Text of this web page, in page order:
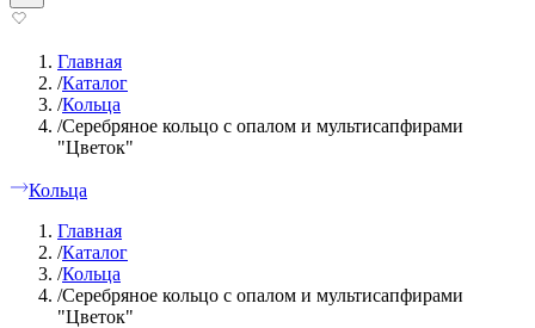
Главная
/Каталог
/Кольца
/Серебряное кольцо с опалом и мультисапфирами
"Цветок"
Кольца
Главная
/Каталог
/Кольца
/Серебряное кольцо с опалом и мультисапфирами
"Цветок"